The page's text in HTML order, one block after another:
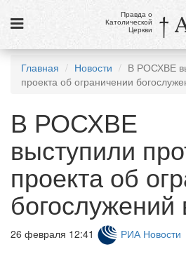
Новости
Католики в России
Викторины
Ссылки
Религиозные учения и секты,
Правда о
Католической
Церкви †
Главная Новости
В РОСХВЕ
проекта об ограничении
В РОСХВЕ
выступили
проекта об
26 февраля 12:41 РИА Новости